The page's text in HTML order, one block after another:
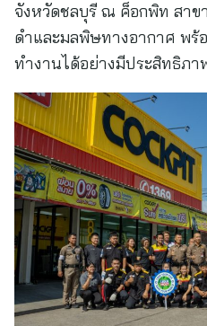
จังหวัดชลบุรี ณ ค็อกพิท สาข
ดำและมลพิษทางอากาศ พร้
ทำงานได้อย่างมีประสิทธิภา